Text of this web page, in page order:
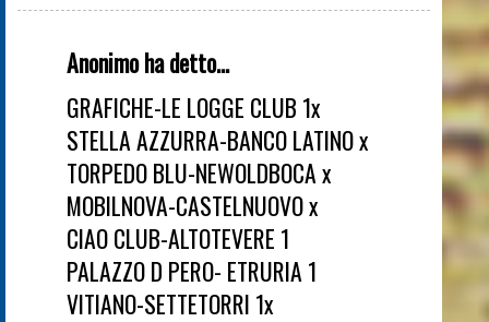
Anonimo ha detto...
GRAFICHE-LE LOGGE CLUB 1x
STELLA AZZURRA-BANCO LATINO x
TORPEDO BLU-NEWOLDBOCA x
MOBILNOVA-CASTELNUOVO x
CIAO CLUB-ALTOTEVERE 1
PALAZZO D PERO- ETRURIA 1
VITIANO-SETTETORRI 1x